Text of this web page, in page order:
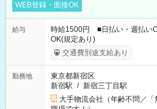
WEB登録・面接OK
給与
時給1500円 ■日払い・週払い
OK(規定あり)
交通費別途支給あり
勤務地
東京都新宿区
新宿駅 / 新宿三丁目駅
大手物流会社（年齢不問／